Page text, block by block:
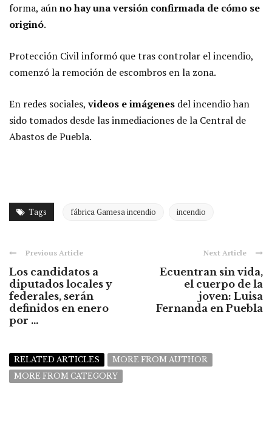
forma, aúnno hay una versión confirmada de cómo se
originó.
Protección Civil informó que tras controlar el incendio,
comenzó la remoción de escombros en la zona.
En redes sociales,videos e imágenes del incendio han
sido tomados desde las inmediaciones de la Central de
Abastos de Puebla.
Tags fábrica Gamesa incendio incendio
Previous Article
Los candidatos a
diputados locales y
federales, serán
definidos en enero
por ...
Next Article
Ecuentran sin vida,
el cuerpo de la
joven: Luisa
Fernanda en Puebla
RELATED ARTICLES
MORE FROM AUTHOR
MORE FROM CATEGORY